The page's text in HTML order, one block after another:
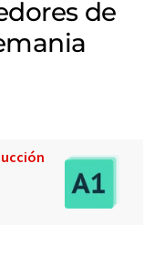
de